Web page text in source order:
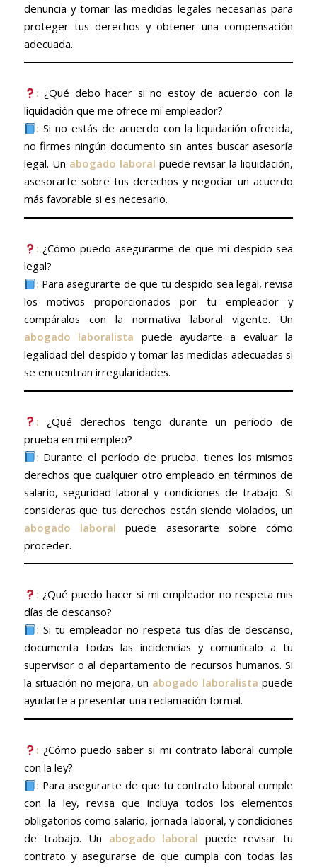
denuncia y tomar las medidas legales necesarias para
proteger tus derechos y obtener una compensación
adecuada.
: ¿Qué debo hacer si no estoy de acuerdo con la
liquidación que me ofrece mi empleador?
: Si no estás de acuerdo con la liquidación ofrecida,
no firmes ningún documento sin antes buscar asesoría
legal. Un abogado laboral puede revisar la liquidación,
asesorarte sobre tus derechos y negociar un acuerdo
más favorable si es necesario.
: ¿Cómo puedo asegurarme de que mi despido sea
legal?
: Para asegurarte de que tu despido sea legal, revisa
los motivos proporcionados por tu empleador y
compáralos con la normativa laboral vigente. Un
abogado laboralista puede ayudarte a evaluar la
legalidad del despido y tomar las medidas adecuadas si
se encuentran irregularidades.
: ¿Qué derechos tengo durante un período de
prueba en mi empleo?
: Durante el período de prueba, tienes los mismos
derechos que cualquier otro empleado en términos de
salario, seguridad laboral y condiciones de trabajo. Si
consideras que tus derechos están siendo violados, un
abogado laboral puede asesorarte sobre cómo
proceder.
: ¿Qué puedo hacer si mi empleador no respeta mis
días de descanso?
: Si tu empleador no respeta tus días de descanso,
documenta todas las incidencias y comunícalo a tu
supervisor o al departamento de recursos humanos. Si
la situación no mejora, un abogado laboralista puede
ayudarte a presentar una reclamación formal.
: ¿Cómo puedo saber si mi contrato laboral cumple
con la ley?
: Para asegurarte de que tu contrato laboral cumple
con la ley, revisa que incluya todos los elementos
obligatorios como salario, jornada laboral, y condiciones
de trabajo. Un abogado laboral puede revisar tu
contrato y asegurarse de que cumpla con todas las